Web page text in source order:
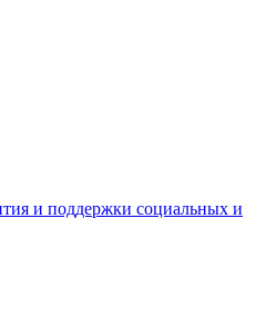
и поддержки социальных и